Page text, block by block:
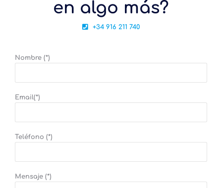
en algo más?
+34 916 211 740
Nombre (*)
Email(*)
Teléfono (*)
Mensaje (*)